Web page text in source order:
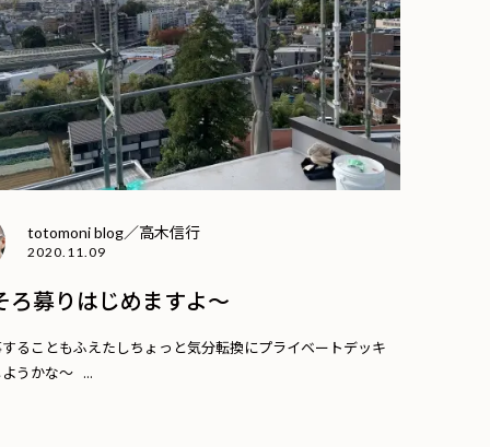
totomoni blog／高木信行
2020.11.09
ろ募りはじめますよ〜
ることもふえたしちょっと気分転換にプライベートデッキ
うかな〜 ...